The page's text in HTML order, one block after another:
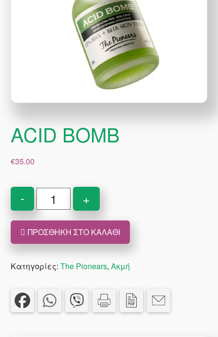
ACID BOMB
€35.00
-
BOMB
ποσότητα
+
ΠΡΟΣΘΉΚΗ ΣΤΟ ΚΑΛΆΘΙ
Κατηγορίες:The Pionears,Ακμή